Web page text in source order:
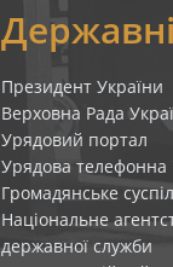
Президент України
Верховна Рада
Урядовий портал
Урядова телефонна
Громадянське
Національне
державної служби